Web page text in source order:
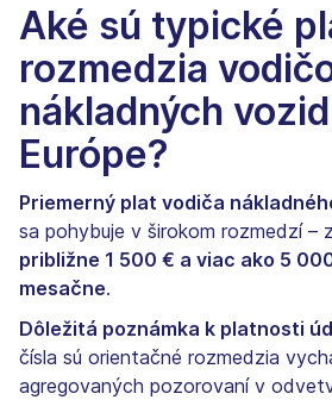
Aké sú typické
rozmedzia
nákladných
Európe?
Priemerný plat vodiča
sa pohybuje v širokom rozmedzí –
približne 1 500 € a viac ako 5
mesačne.
Dôležitá poznámka k platnosti
čísla sú orientačné rozmedzia
agregovaných pozorovaní v